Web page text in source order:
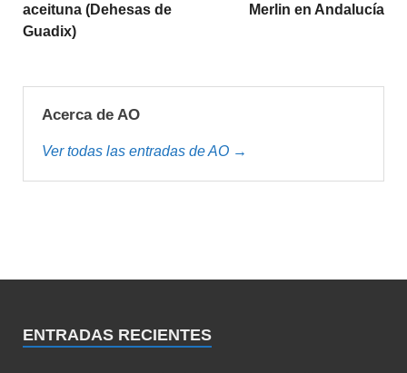
aceituna (Dehesas de
Guadix)
Merlin en Andalucía
Acerca de AO
Ver todas las entradas de AO →
ENTRADAS RECIENTES